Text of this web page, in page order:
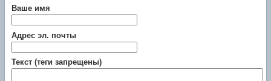
Ваше имя
Адрес эл. почты
Текст (теги запрещены)